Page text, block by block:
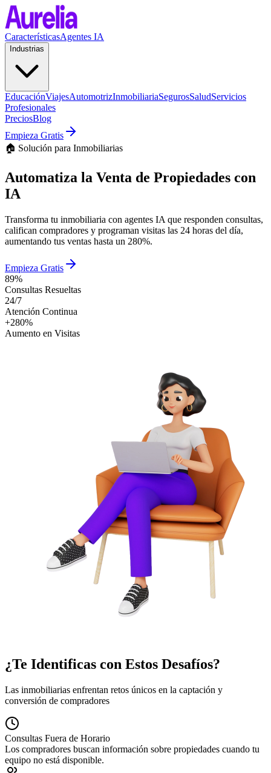
CaracterísticasAgentes IA
Industrias
EducaciónViajesAutomotrizInmobiliariaSegurosSaludServicios
Profesionales
PreciosBlog
Empieza Gratis
🏠 Solución para Inmobiliarias
Automatiza la Venta de Propiedades con
IA
Transforma tu inmobiliaria con agentes IA que responden consultas,
califican compradores y programan visitas las 24 horas del día,
aumentando tus ventas hasta un 280%.
Empieza Gratis
89%
Consultas Resueltas
24/7
Atención Continua
+280%
Aumento en Visitas
¿Te Identificas con Estos Desafíos?
Las inmobiliarias enfrentan retos únicos en la captación y
conversión de compradores
Consultas Fuera de Horario
Los compradores buscan información sobre propiedades cuando tu
equipo no está disponible.